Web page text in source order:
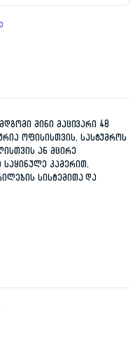
მინი მაცივარი 48
ოფისისთვის, სასტუმროს
ან მცირე
კამერით,
სისტემითა და